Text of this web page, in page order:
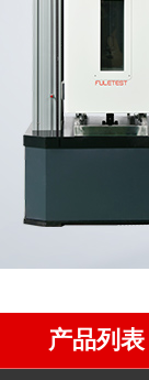
产品列表